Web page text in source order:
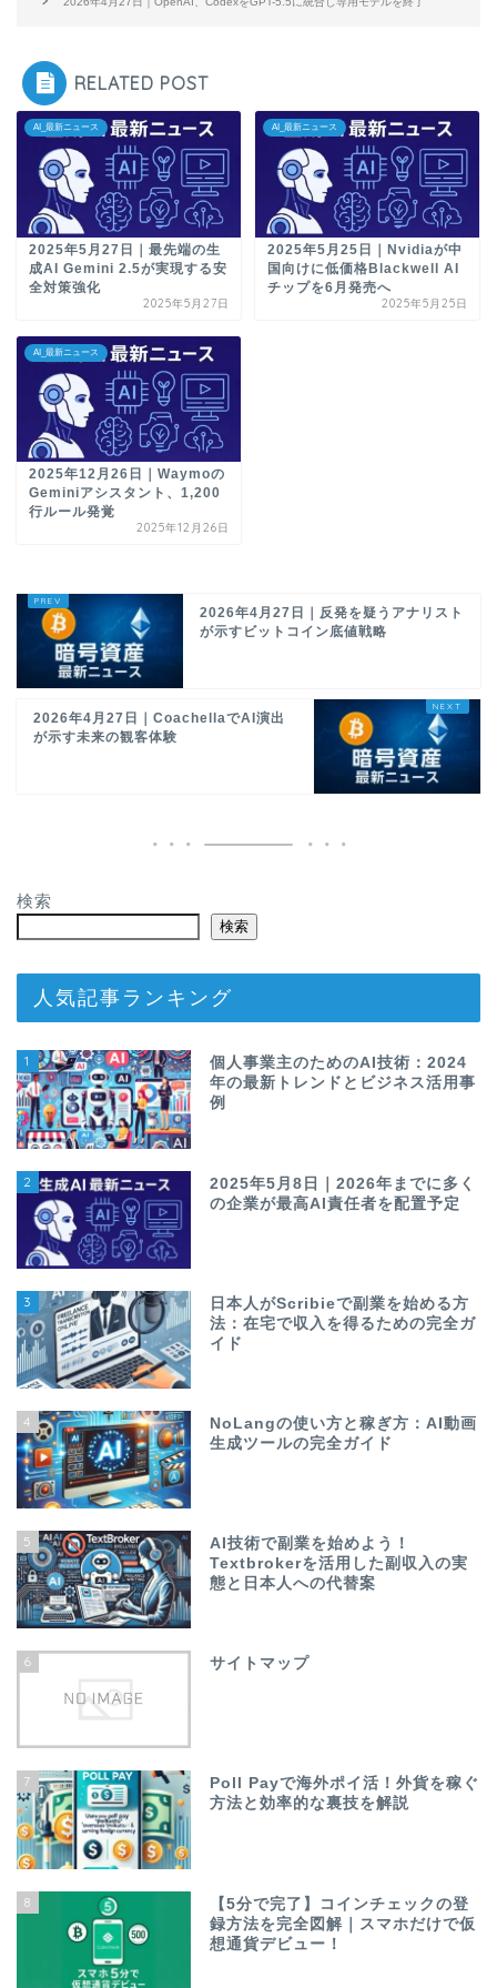
RELATED POST
AI_最新ニュース
2025年5月27日｜最先端の生
成AI Gemini 2.5が実現する安
全対策強化
2025年5月27日
AI_最新ニュース
2025年5月25日｜Nvidiaが中
国向けに低価格Blackwell AI
チップを6月発売へ
2025年5月25日
AI_最新ニュース
2025年12月26日｜Waymoの
Geminiアシスタント、1,200
行ルール発覚
2025年12月26日
2026年4月27日｜反発を疑うアナリスト
が示すビットコイン底値戦略
2026年4月27日｜CoachellaでAI演出
が示す未来の観客体験
検索
検索
人気記事ランキング
1
個人事業主のためのAI技術：2024
年の最新トレンドとビジネス活用事
例
2
2025年5月8日｜2026年までに多く
の企業が最高AI責任者を配置予定
3
日本人がScribieで副業を始める方
法：在宅で収入を得るための完全ガ
イド
4
NoLangの使い方と稼ぎ方：AI動画
生成ツールの完全ガイド
5
AI技術で副業を始めよう！
Textbrokerを活用した副収入の実
態と日本人への代替案
6 サイトマップ
7
Poll Payで海外ポイ活！外貨を稼ぐ
方法と効率的な裏技を解説
8
【5分で完了】コインチェックの登
録方法を完全図解｜スマホだけで仮
想通貨デビュー！